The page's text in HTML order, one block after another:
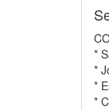
*
*
*
*